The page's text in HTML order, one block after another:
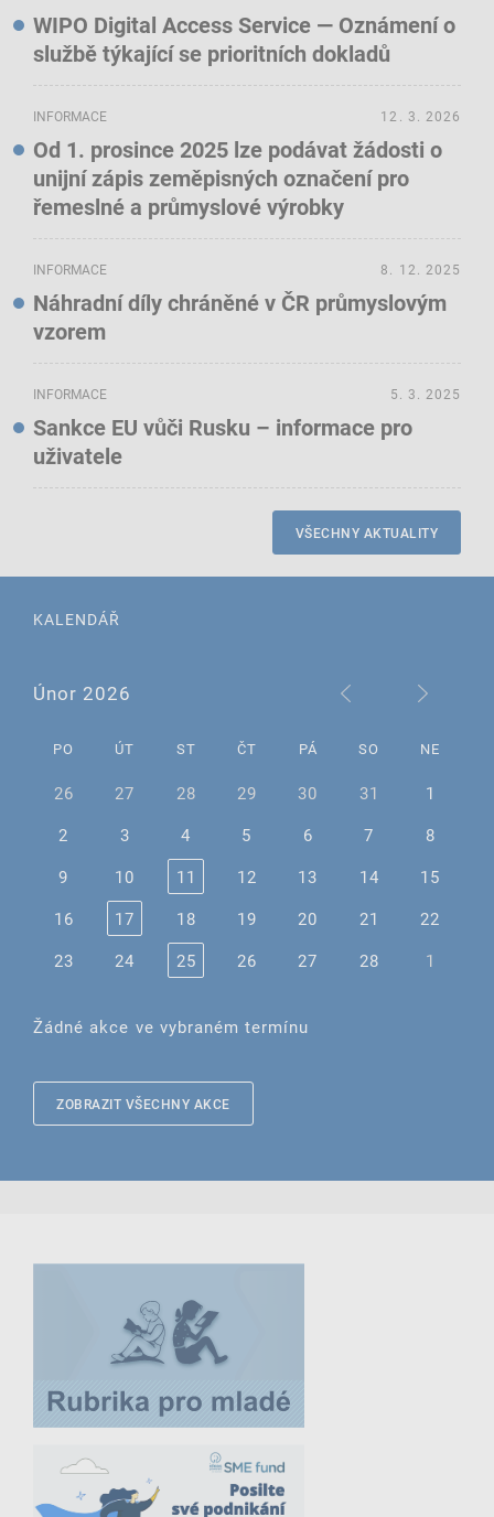
WIPO Digital Access Service — Oznámení o
službě týkající se prioritních dokladů
INFORMACE
Od 1. prosince 2025 lze podávat žádosti o
unijní zápis zeměpisných označení pro
řemeslné a průmyslové výrobky
12. 3. 2026
INFORMACE
Náhradní díly chráněné v ČR průmyslovým
vzorem
8. 12. 2025
INFORMACE
Sankce EU vůči Rusku – informace pro
uživatele
5. 3. 2025
VŠECHNY AKTUALITY
KALENDÁŘ
Únor 2026
PO ÚT ST ČT PÁ SO NE
26 27 28 29 30 31
1
2
3 4 5 6 7
8
9
10 11 12 13 14
15
16
17 18 19 20 21
22
23
24 25 26 27 28 1
Žádné akce ve vybraném termínu
ZOBRAZIT VŠECHNY AKCE